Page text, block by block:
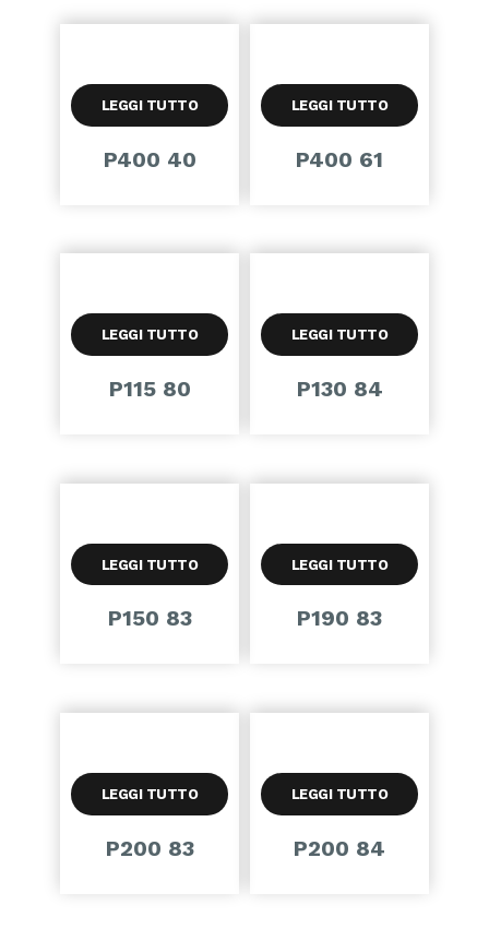
LEGGI TUTTO
P400 40
LEGGI TUTTO
P400 61
LEGGI TUTTO
P115 80
LEGGI TUTTO
P130 84
LEGGI TUTTO
P150 83
LEGGI TUTTO
P190 83
LEGGI TUTTO
P200 83
LEGGI TUTTO
P200 84